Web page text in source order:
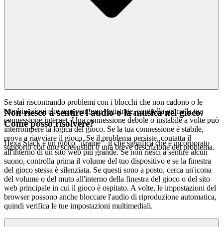
Se stai riscontrando problemi con i blocchi che non cadono o le
combinazioni che non vengono registrate, controlla prima la tua
connessione internet. Una connessione debole o instabile a volte può
interrompere la logica del gioco. Se la tua connessione è stabile,
prova a riavviare il gioco. Se il problema persiste, contatta il
supporto con uno screenshot o una breve descrizione del problema.
Non riesco a sentire l'audio o la musica nel gioco.
Come posso risolvere?
Hexa Stack è un gioco "iframe", il che significa che è incorporato
all'interno di un sito web più grande. Se non riesci a sentire alcun
suono, controlla prima il volume del tuo dispositivo e se la finestra
del gioco stessa è silenziata. Se questi sono a posto, cerca un'icona
del volume o del muto all'interno della finestra del gioco o del sito
web principale in cui il gioco è ospitato. A volte, le impostazioni del
browser possono anche bloccare l'audio di riproduzione automatica,
quindi verifica le tue impostazioni multimediali.